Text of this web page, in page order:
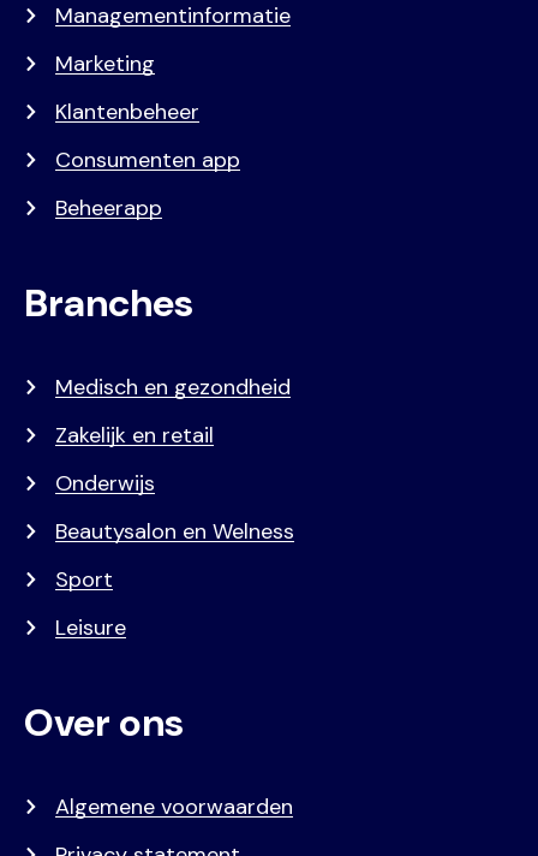
Managementinformatie
Marketing
Klantenbeheer
Consumenten app
Beheerapp
Branches
Medisch en gezondheid
Zakelijk en retail
Onderwijs
Beautysalon en Welness
Sport
Leisure
Over ons
Algemene voorwaarden